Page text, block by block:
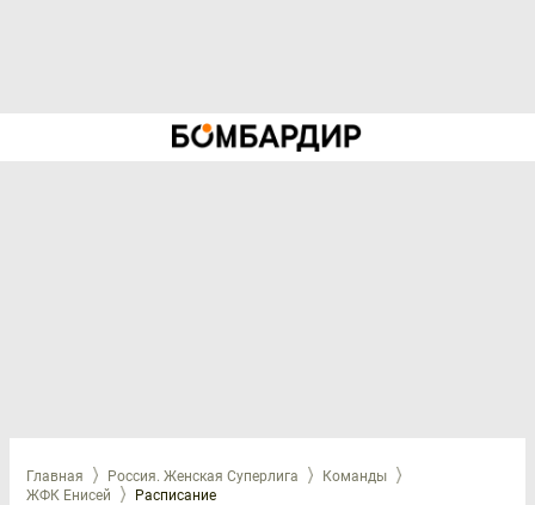
Главная Россия. Женская Суперлига
Команды
ЖФК Енисей
Расписание